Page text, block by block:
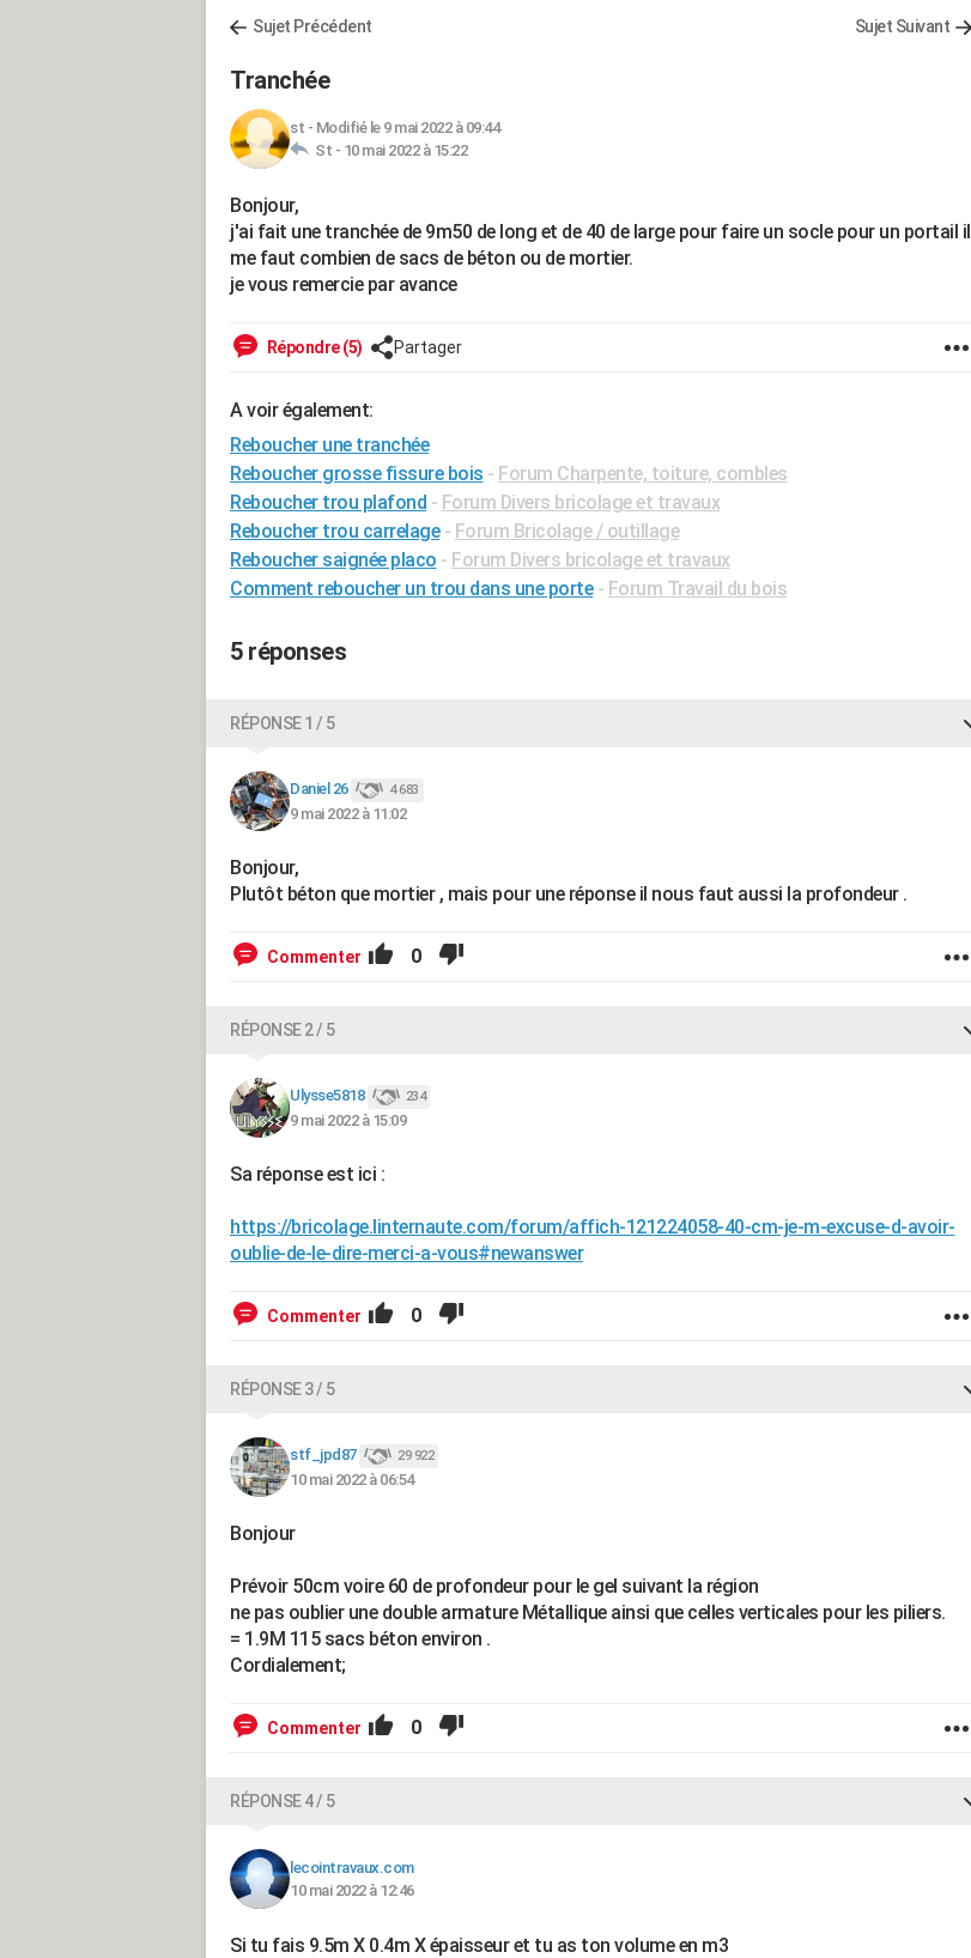
Sujet Précédent Sujet Suivant
Tranchée
st - Modifié le 9 mai 2022 à 09:44
St - 10 mai 2022 à 15:22
Bonjour,
j'ai fait une tranchée de 9m50 de long et de 40 de large pour faire un socle pour un portail il
me faut combien de sacs de béton ou de mortier.
je vous remercie par avance
Répondre (5) Partager
A voir également:
Reboucher une tranchée
Reboucher grosse fissure bois - Forum Charpente, toiture, combles
Reboucher trou plafond - Forum Divers bricolage et travaux
Reboucher trou carrelage - Forum Bricolage / outillage
Reboucher saignée placo - Forum Divers bricolage et travaux
Comment reboucher un trou dans une porte - Forum Travail du bois
5 réponses
RÉPONSE 1 / 5
Daniel 26 4 683
9 mai 2022 à 11:02
Bonjour,
Plutôt béton que mortier , mais pour une réponse il nous faut aussi la profondeur .
Commenter 0
RÉPONSE 2 / 5
Ulysse5818 234
9 mai 2022 à 15:09
Sa réponse est ici :
https://bricolage.linternaute.com/forum/affich-121224058-40-cm-je-m-excuse-d-avoir-
oublie-de-le-dire-merci-a-vous#newanswer
Commenter 0
RÉPONSE 3 / 5
stf_jpd87 29 922
10 mai 2022 à 06:54
Bonjour
Prévoir 50cm voire 60 de profondeur pour le gel suivant la région
ne pas oublier une double armature Métallique ainsi que celles verticales pour les piliers.
= 1.9M 115 sacs béton environ .
Cordialement;
Commenter 0
RÉPONSE 4 / 5
lecointravaux.com
10 mai 2022 à 12:46
Si tu fais 9.5m X 0.4m X épaisseur et tu as ton volume en m3